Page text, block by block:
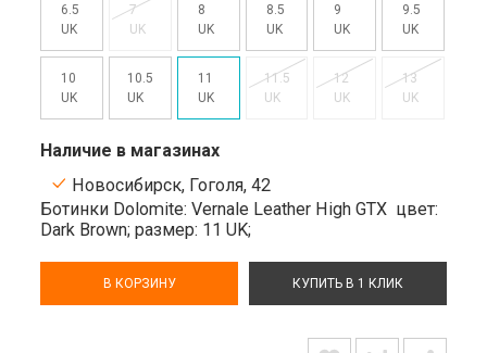
6.5
UK
7
UK
8
UK
8.5
UK
9
UK
9.5
UK
10
UK
10.5
UK
11
UK
11.5
UK
12
UK
13
UK
Наличие в магазинах
Новосибирск, Гоголя, 42
Ботинки Dolomite: Vernale Leather High GTX цвет:
Dark Brown;размер: 11 UK;
В КОРЗИНУ КУПИТЬ В 1 КЛИК